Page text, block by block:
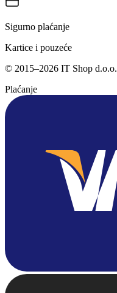
Sigurno plaćanje
Kartice i pouzeće
© 2015–2026 IT Shop d.o.o.
Plaćanje